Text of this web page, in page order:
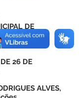
DE
26 DE
ALVES,